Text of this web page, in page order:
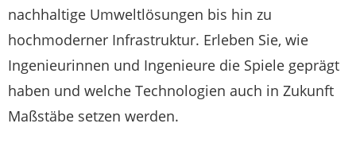
nachhaltige Umweltlösungen bis hin zu
hochmoderner Infrastruktur. Erleben Sie, wie
Ingenieurinnen und Ingenieure die Spiele geprägt
haben und welche Technologien auch in Zukunft
Maßstäbe setzen werden.